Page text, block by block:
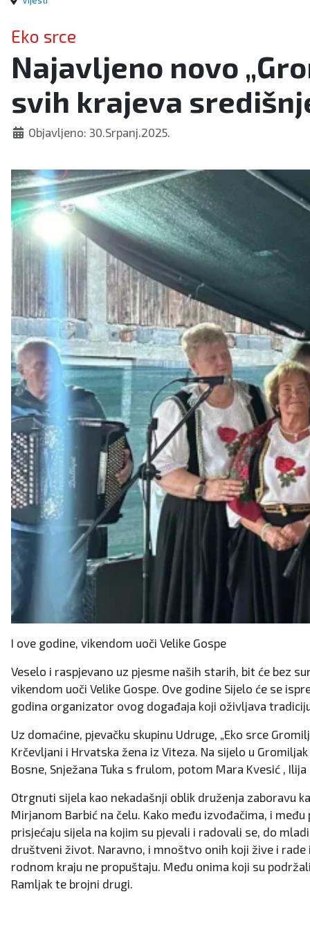
Eko srce
Najavljeno novo
svih krajeva
Objavljeno: 30.Srpanj.2025.
I ove godine, vikendom uoči Velike Gospe
Veselo i raspjevano uz pjesme naših starih, bit će bez
vikendom uoči Velike Gospe. Ove godine Sijelo će se
godina organizator ovog događaja koji oživljava
Uz domaćine, pjevačku skupinu Udruge, „Eko srce
Krčevljani i Hrvatska žena iz Viteza. Na sijelo u
Bosne, Snježana Tuka s frulom, potom Mara Kvesić ,
Otrgnuti sijela kao nekadašnji oblik druženja zaboravu
Mirjanom Barbić na čelu. Kako među izvođačima, i
prisjećaju sijela na kojim su pjevali i radovali se, do
društveni život. Naravno, i mnoštvo onih koji žive i rade
rodnom kraju ne propuštaju. Među onima koji su
Ramljak te brojni drugi.